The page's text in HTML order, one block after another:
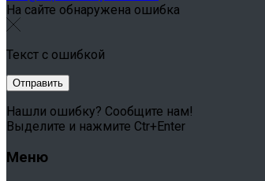
На сайте обнаружена ошибка
Текст с ошибкой
Нашли ошибку? Сообщите нам!
Выделите и нажмите Ctr+Enter
Меню